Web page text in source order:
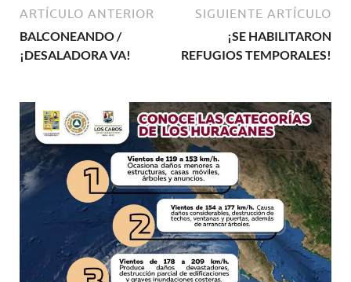
ARTÍCULO ANTERIOR
BALCONEANDO /
¡DESALADORA VA!
SIGUIENTE ARTÍCULO
¡SE HABILITARON
REFUGIOS TEMPORALES!